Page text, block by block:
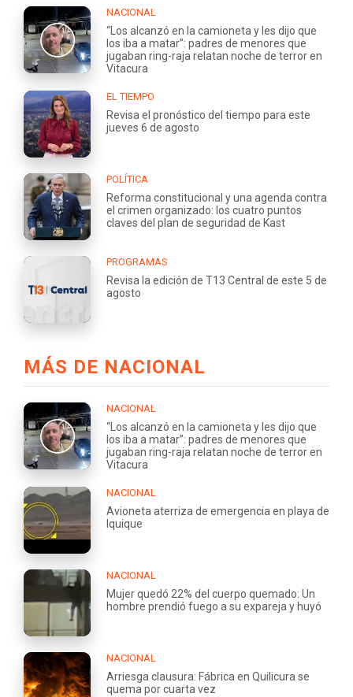
NACIONAL
“Los alcanzó en la camioneta y les dijo que
los iba a matar”: padres de menores que
jugaban ring-raja relatan noche de terror en
Vitacura
EL TIEMPO
Revisa el pronóstico del tiempo para este
jueves 6 de agosto
POLÍTICA
Reforma constitucional y una agenda contra
el crimen organizado: los cuatro puntos
claves del plan de seguridad de Kast
PROGRAMAS
Revisa la edición de T13 Central de este 5 de
agosto
MÁS DE NACIONAL
NACIONAL
“Los alcanzó en la camioneta y les dijo que
los iba a matar”: padres de menores que
jugaban ring-raja relatan noche de terror en
Vitacura
NACIONAL
Avioneta aterriza de emergencia en playa de
Iquique
NACIONAL
Mujer quedó 22% del cuerpo quemado: Un
hombre prendió fuego a su expareja y huyó
NACIONAL
Arriesga clausura: Fábrica en Quilicura se
quema por cuarta vez